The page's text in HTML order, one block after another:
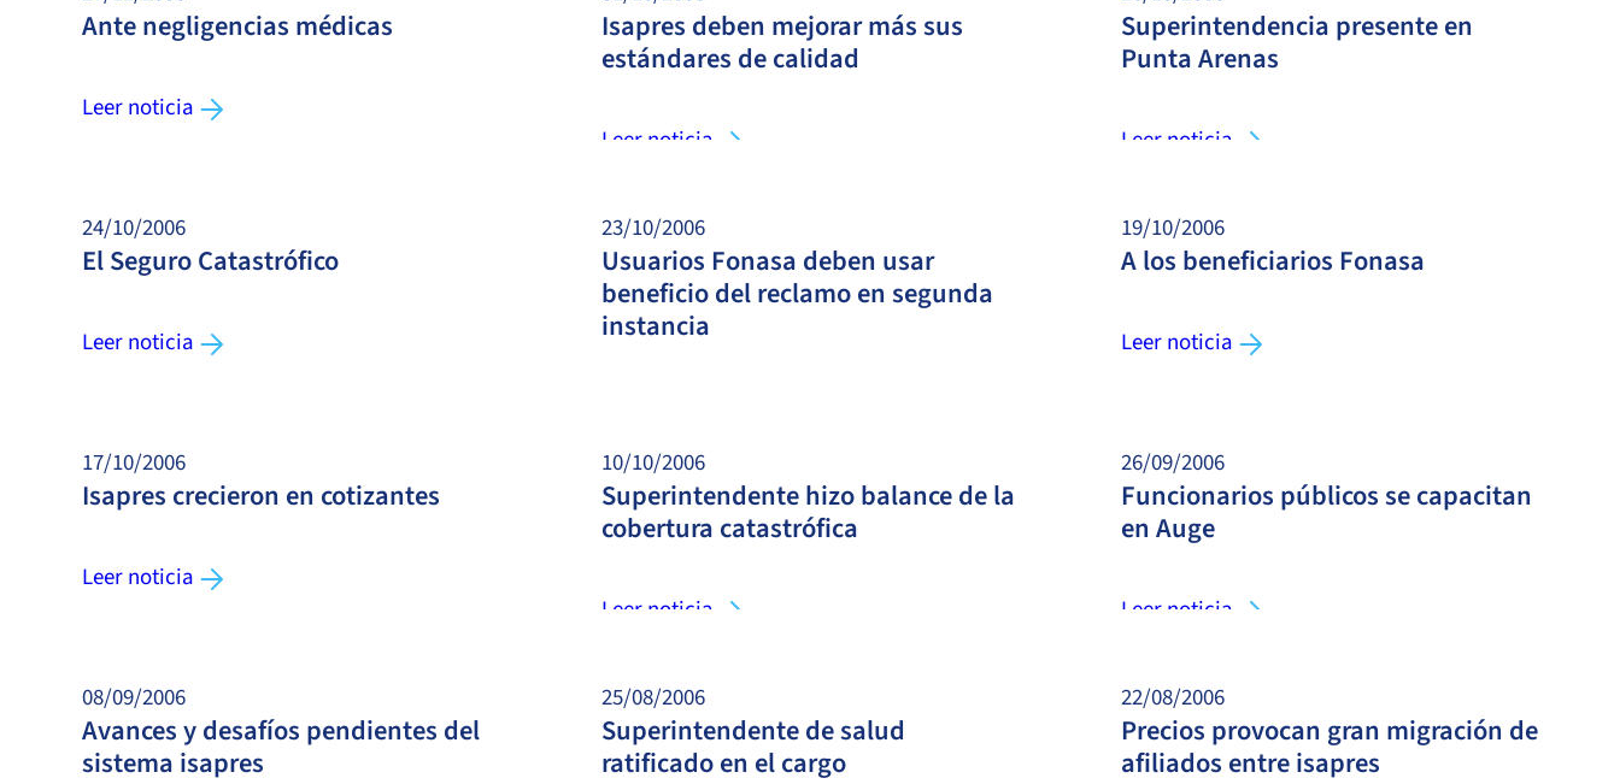
Ante negligencias médicas
Leer noticia
Isapres deben mejorar más sus
estándares de calidad
Leer noticia
Superintendencia presente en
Punta Arenas
Leer noticia
24/10/2006
El Seguro Catastrófico
Leer noticia
23/10/2006
Usuarios Fonasa deben usar
beneficio del reclamo en segunda
instancia
19/10/2006
A los beneficiarios Fonasa
Leer noticia
17/10/2006
Isapres crecieron en cotizantes
Leer noticia
10/10/2006
Superintendente hizo balance de la
cobertura catastrófica
Leer noticia
26/09/2006
Funcionarios públicos se capacitan
en Auge
Leer noticia
08/09/2006
Avances y desafíos pendientes del
sistema isapres
25/08/2006
Superintendente de salud
ratificado en el cargo
22/08/2006
Precios provocan gran migración de
afiliados entre isapres